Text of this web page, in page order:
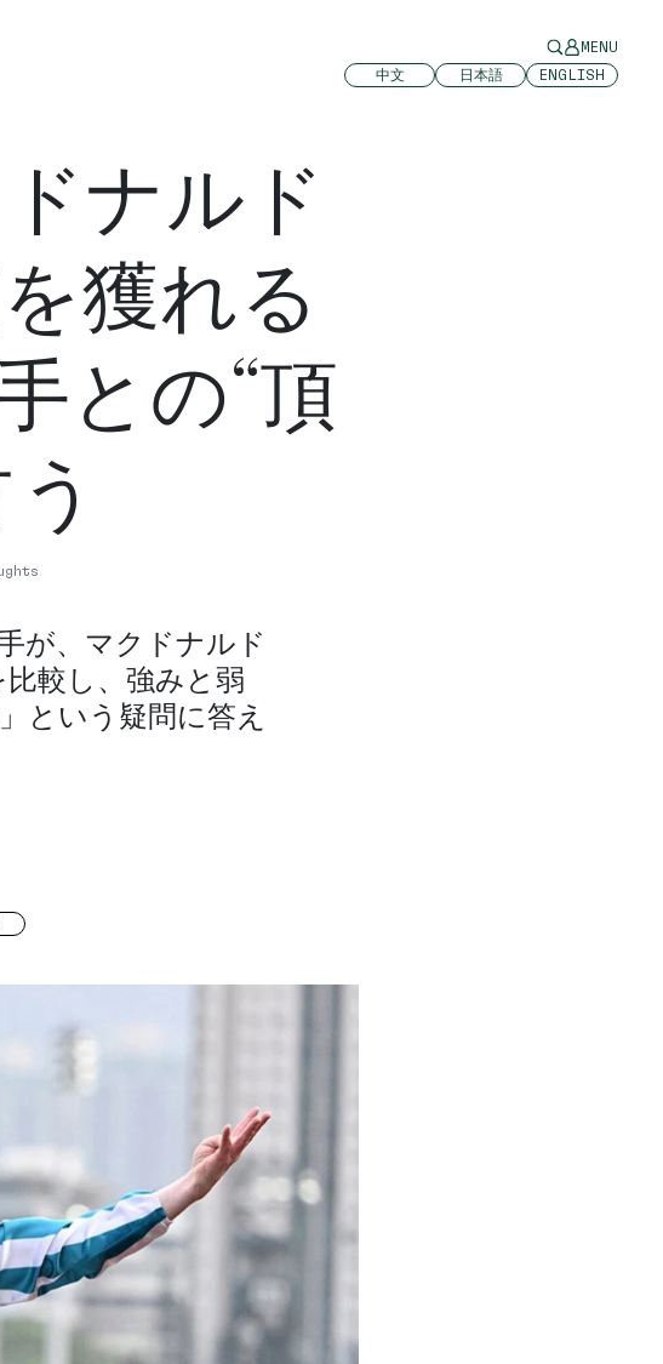
MENU
中文
日本語 ENGLISH
ナルド
獲れる
との“頂
が、マクドナルド
較し、強みと弱
という疑問に答え